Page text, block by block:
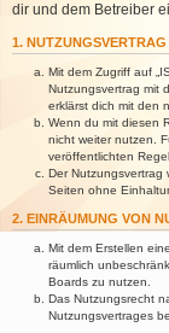
dir und dem Betreiber
1. NUTZUNGSVERTRAG
Mit dem Zugriff auf
Nutzungsvertrag mit
erklärst dich mit den
Wenn du mit diesen
nicht weiter nutzen.
veröffentlichten
Der Nutzungsvertrag
Seiten ohne
2. EINRÄUMUNG VON
Mit dem Erstellen
räumlich
Boards zu nutzen.
Das Nutzungsrecht
Nutzungsvertrages